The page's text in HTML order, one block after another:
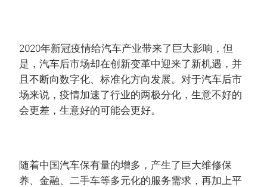
2020年新冠疫情给汽车产业带来了巨大影响，但
是，汽车后市场却在创新变革中迎来了新机遇，并
且不断向数字化、标准化方向发展。对于汽车后市
场来说，疫情加速了行业的两极分化，生意不好的
会更差，生意好的可能会更好。
随着中国汽车保有量的增多，产生了巨大维修保
养、金融、二手车等多元化的服务需求，再加上平